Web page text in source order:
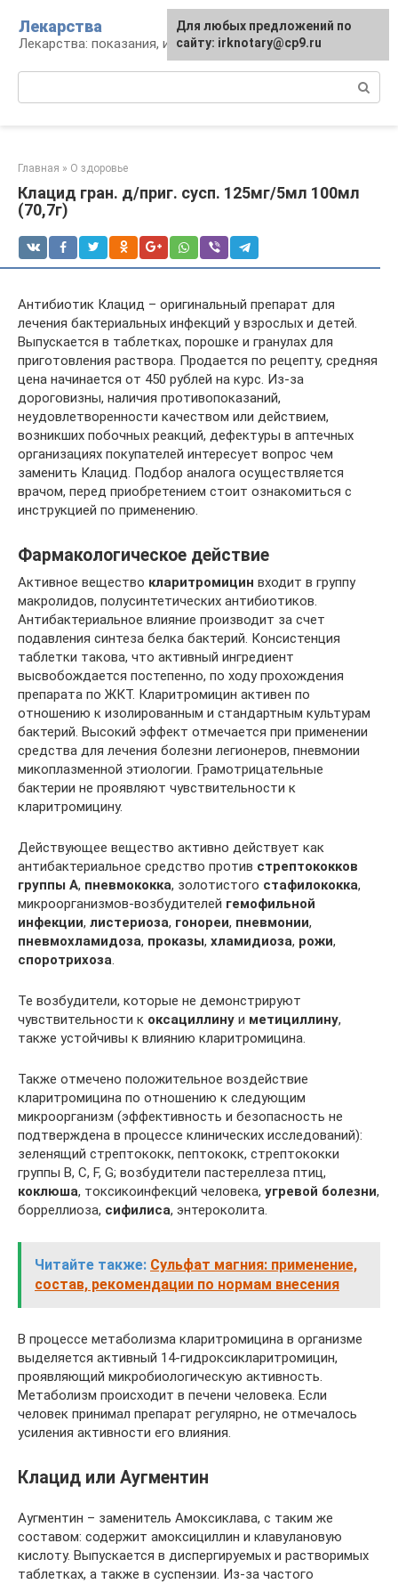
контенту
Лекарства
Лекарства: показания, инструкция, аналоги
Главная » О здоровье
Клацид гран. д/приг. сусп. 125мг/5мл 100мл
(70,7г)
Антибиотик Клацид – оригинальный препарат для
лечения бактериальных инфекций у взрослых и детей.
Выпускается в таблетках, порошке и гранулах для
приготовления раствора. Продается по рецепту, средняя
цена начинается от 450 рублей на курс. Из-за
дороговизны, наличия противопоказаний,
неудовлетворенности качеством или действием,
возникших побочных реакций, дефектуры в аптечных
организациях покупателей интересует вопрос чем
заменить Клацид. Подбор аналога осуществляется
врачом, перед приобретением стоит ознакомиться с
инструкцией по применению.
Фармакологическое действие
Активное вещество кларитромицин входит в группу
макролидов, полусинтетических антибиотиков.
Антибактериальное влияние производит за счет
подавления синтеза белка бактерий. Консистенция
таблетки такова, что активный ингредиент
высвобождается постепенно, по ходу прохождения
препарата по ЖКТ. Кларитромицин активен по
отношению к изолированным и стандартным культурам
бактерий. Высокий эффект отмечается при применении
средства для лечения болезни легионеров, пневмонии
микоплазменной этиологии. Грамотрицательные
бактерии не проявляют чувствительности к
кларитромицину.
Действующее вещество активно действует как
антибактериальное средство против стрептококков
группы А, пневмококка, золотистого стафилококка,
микроорганизмов-возбудителей гемофильной
инфекции, листериоза, гонореи, пневмонии,
пневмохламидоза, проказы, хламидиоза, рожи,
споротрихоза.
Те возбудители, которые не демонстрируют
чувствительности к оксациллину и метициллину,
также устойчивы к влиянию кларитромицина.
Также отмечено положительное воздействие
кларитромицина по отношению к следующим
микроорганизм (эффективность и безопасность не
подтверждена в процессе клинических исследований):
зеленящий стрептококк, пептококк, стрептококки
группы В, С, F, G; возбудители пастереллеза птиц,
коклюша, токсикоинфекций человека, угревой болезни,
борреллиоза, сифилиса, энтероколита.
Читайте также: Сульфат магния: применение,
состав, рекомендации по нормам внесения
В процессе метаболизма кларитромицина в организме
выделяется активный 14-гидроксикларитромицин,
проявляющий микробиологическую активность.
Метаболизм происходит в печени человека. Если
человек принимал препарат регулярно, не отмечалось
усиления активности его влияния.
Клацид или Аугментин
Аугментин – заменитель Амоксиклава, с таким же
составом: содержит амоксициллин и клавулановую
кислоту. Выпускается в диспергируемых и растворимых
таблетках, а также в суспензии. Из-за частого
Для любых предложений по
сайту: irknotary@cp9.ru